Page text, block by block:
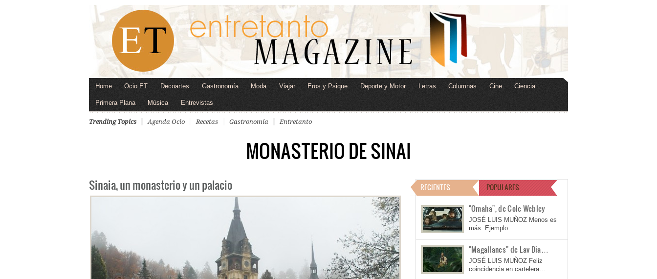
Home Ocio ET Decoartes Gastronomía Moda Viajar Eros y Psique Deporte y Motor Letras Columnas Cine Ciencia
Primera Plana Música Entrevistas
Trending Topics Agenda Ocio Recetas Gastronomía Entretanto
MONASTERIO DE SINAI
Sinaia, un monasterio y un palacio RECIENTES POPULARES
"Omaha", de Cole Webley
JOSÉ LUIS MUÑOZ Menos es
más. Ejemplo…
"Magallanes" de Lav Dia…
JOSÉ LUIS MUÑOZ Feliz
coincidencia en cartelera…